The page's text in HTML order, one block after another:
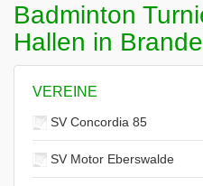
Badminton
Hallen in
VEREINE
SV Concordia 85
SV Motor Eberswalde